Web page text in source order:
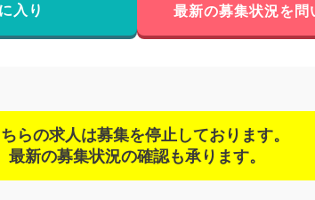
入り 最新の募集状況を問
らの求人は募集を停止しております。
最新の募集状況の確認も承ります。